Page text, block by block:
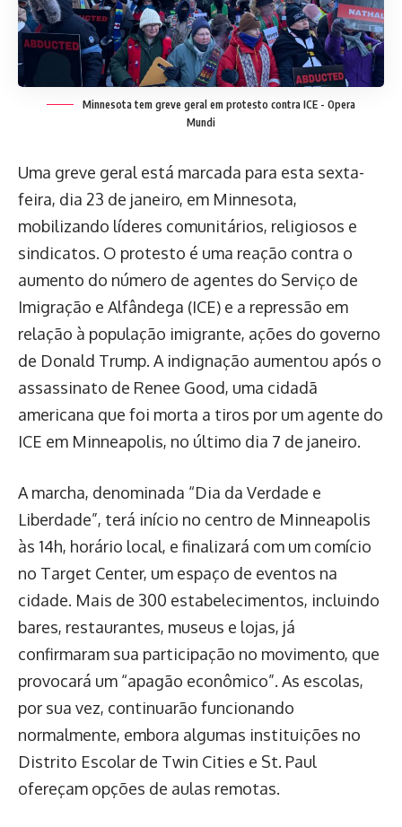
Minnesota tem greve geral em protesto contra ICE - Opera
Mundi
Uma greve geral está marcada para esta sexta-
feira, dia 23 de janeiro, em Minnesota,
mobilizando líderes comunitários, religiosos e
sindicatos. O protesto é uma reação contra o
aumento do número de agentes do Serviço de
Imigração e Alfândega (ICE) e a repressão em
relação à população imigrante, ações do governo
de Donald Trump. A indignação aumentou após o
assassinato de Renee Good, uma cidadã
americana que foi morta a tiros por um agente do
ICE em Minneapolis, no último dia 7 de janeiro.
A marcha, denominada “Dia da Verdade e
Liberdade”, terá início no centro de Minneapolis
às 14h, horário local, e finalizará com um comício
no Target Center, um espaço de eventos na
cidade. Mais de 300 estabelecimentos, incluindo
bares, restaurantes, museus e lojas, já
confirmaram sua participação no movimento, que
provocará um “apagão econômico”. As escolas,
por sua vez, continuarão funcionando
normalmente, embora algumas instituições no
Distrito Escolar de Twin Cities e St. Paul
ofereçam opções de aulas remotas.